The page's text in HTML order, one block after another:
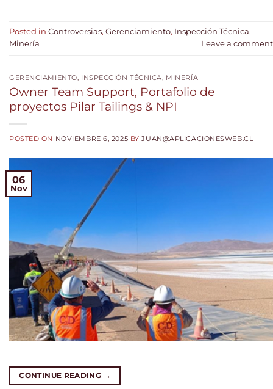
Posted in Controversias, Gerenciamiento, Inspección Técnica,
Minería
Leave a comment
GERENCIAMIENTO INSPECCIÓN TÉCNICA MINERÍA
Owner Team Support, Portafolio de
proyectos Pilar Tailings & NPI
POSTED ON NOVIEMBRE 6, 2025 BYJUAN@APLICACIONESWEB.CL
06
Nov
CONTINUE READING →